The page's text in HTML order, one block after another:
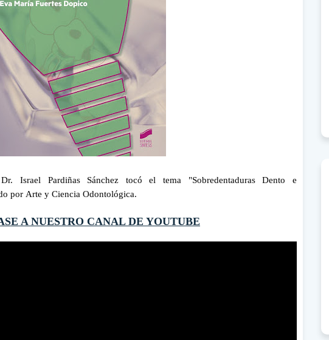
Dr. Israel Pardiñas Sánchez tocó el tema "Sobredentaduras Dento e
por Arte y Ciencia Odontológica.
A NUESTRO CANAL DE YOUTUBE